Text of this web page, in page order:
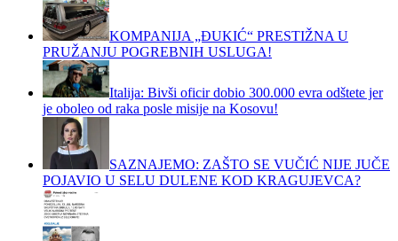
KOMPANIJA „ĐUKIĆ“ PRESTIŽNA U
PRUŽANJU POGREBNIH USLUGA!
Italija: Bivši oficir dobio 300.000 evra odštete jer
je oboleo od raka posle misije na Kosovu!
SAZNAJEMO: ZAŠTO SE VUČIĆ NIJE JUČE
POJAVIO U SELU DULENE KOD KRAGUJEVCA?